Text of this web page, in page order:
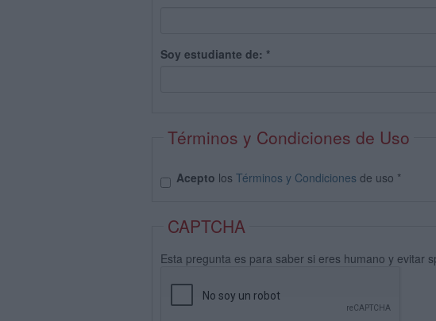
Soy estudiante de: *
Términos y Condiciones de Uso
Acepto los Términos y Condiciones de uso *
CAPTCHA
Esta pregunta es para saber si eres humano y evitar